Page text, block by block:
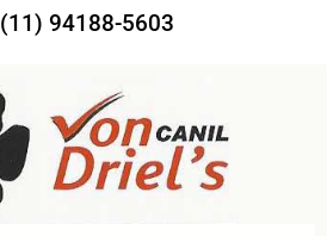
(11) 94188-5603